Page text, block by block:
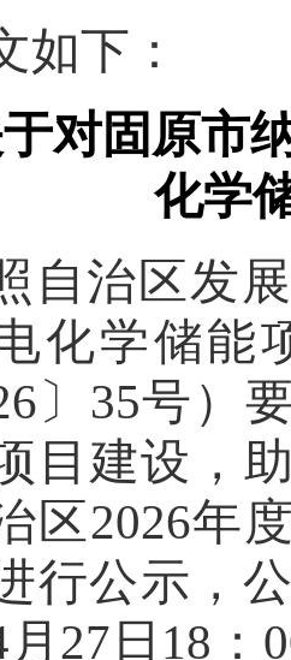
如下：
对固原市
化学
自治区发
化学储能
〕35号
目建设，
区2026年
行公示，
27日18：